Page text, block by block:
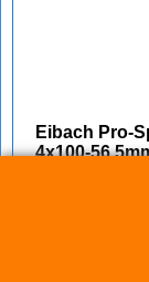
Eibach Pro-
4x100-